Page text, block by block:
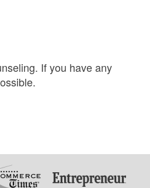
If you have any